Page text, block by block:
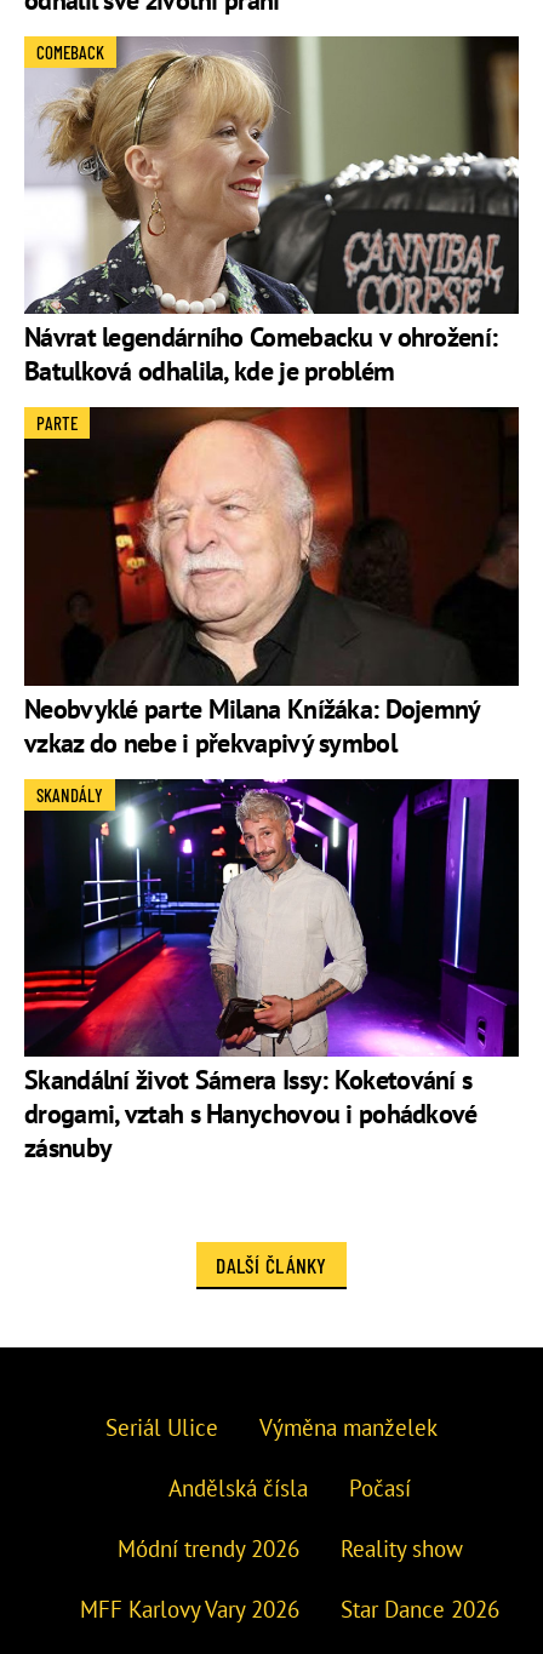
Návrat legendárního Comebacku v ohrožení:
Batulková odhalila, kde je problém
COMEBACK
Neobvyklé parte Milana Knížáka: Dojemný
vzkaz do nebe i překvapivý symbol
PARTE
Skandální život Sámera Issy: Koketování s
drogami, vztah s Hanychovou i pohádkové
zásnuby
SKANDÁLY
DALŠÍ ČLÁNKY
Seriál Ulice Výměna manželek
Andělská čísla Počasí
Módní trendy 2026 Reality show
MFF Karlovy Vary 2026 Star Dance 2026